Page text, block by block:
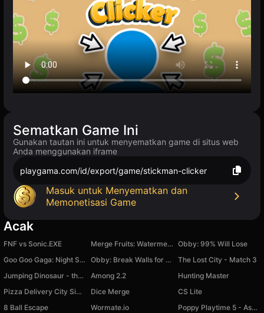
Sematkan Game Ini
Gunakan tautan ini untuk menyematkan game di situs web
Anda menggunakan iframe
playgama.com/id/export/game/stickman-clicker
Masuk untuk Menyematkan dan
Memonetisasi Game
Acak
FNF vs Sonic.EXE Merge Fruits: Watermellon Obby: 99% Will Lose
Goo Goo Gaga: Night Shift
Obby: Break Walls for Brainrot
The Lost City - Match 3
Jumping Dinosaur - the legendary browser game!
Among 2.2
Hunting Master
Pizza Delivery City Simulator
Dice Merge
CS Lite
8 Ball Escape
Wormate.io Poppy Playtime 5 - Assemble the Picture